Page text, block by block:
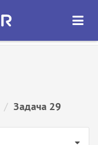
ОТКРЫТЬ
/ Задача 29